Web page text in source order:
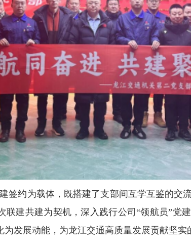
签约为载体，既搭建了支部间互学互鉴的交
建共建为契机，深入践行公司“领航员”党
发展动能，为龙江交通高质量发展贡献坚实